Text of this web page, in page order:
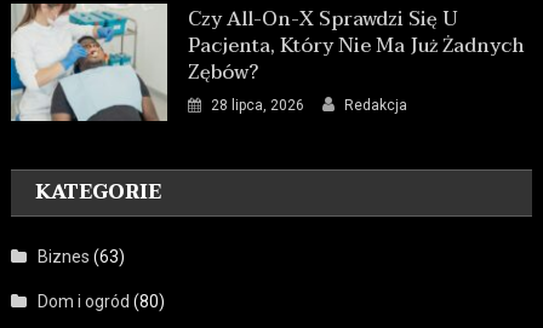
Czy All-On-X Sprawdzi Się U
Pacjenta, Który Nie Ma Już Żadnych
Zębów?
28 lipca, 2026 Redakcja
KATEGORIE
Biznes (63)
Dom i ogród (80)